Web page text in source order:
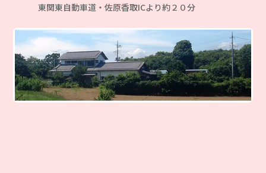
東関東自動車道・佐原香取ICより約２０分